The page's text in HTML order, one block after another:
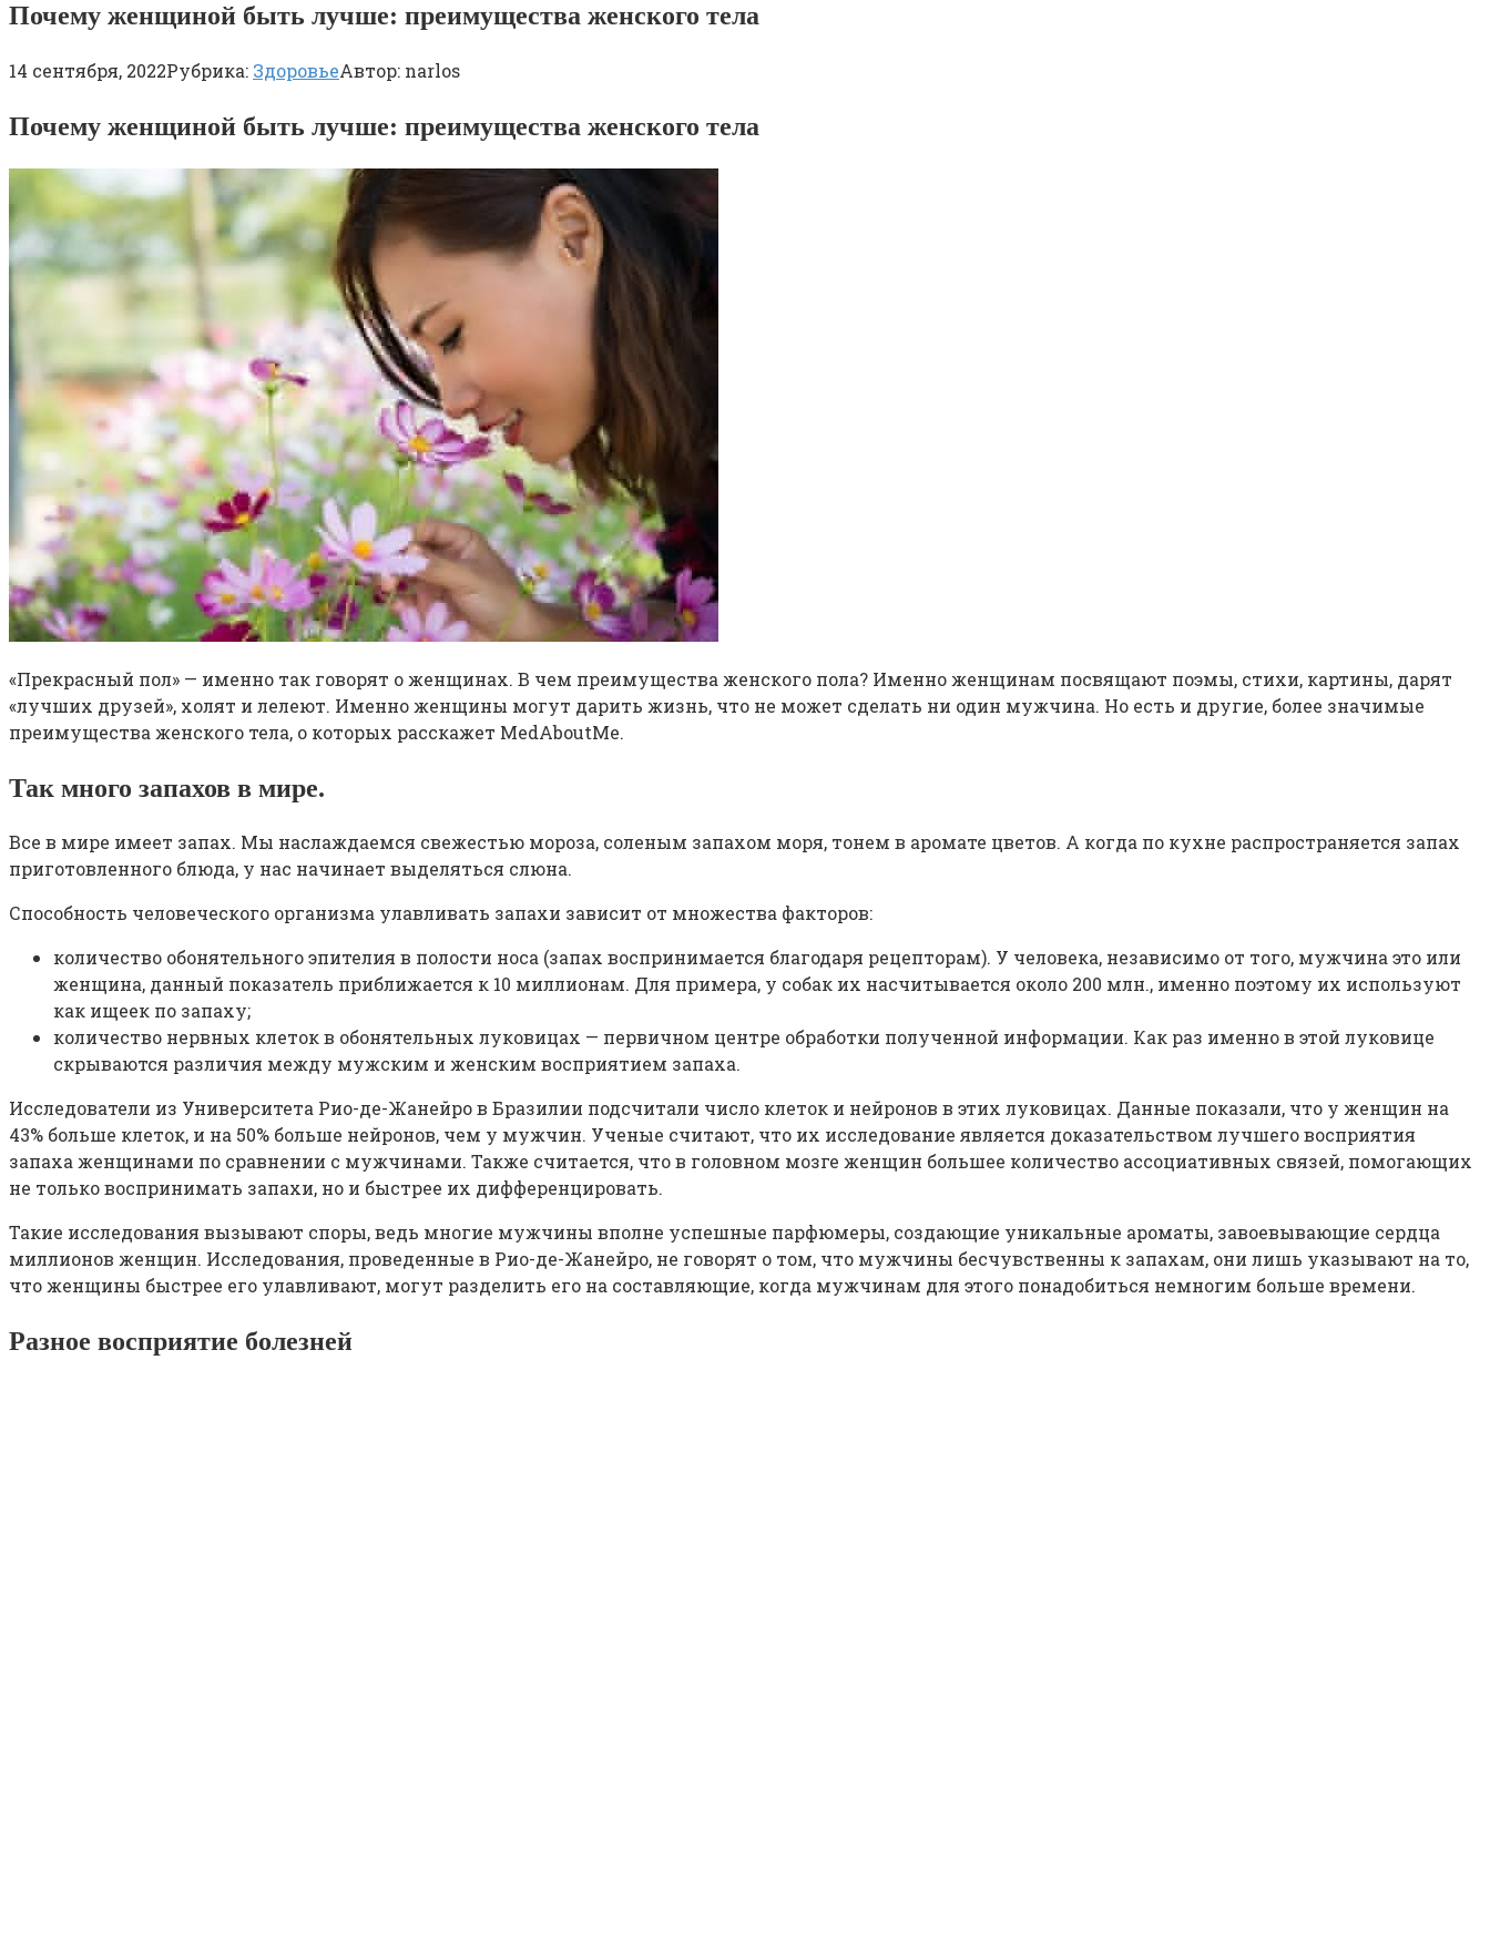
Почему женщиной быть лучше: преимущества женского тела
14 сентября, 2022Рубрика: ЗдоровьеАвтор: narlos
Почему женщиной быть лучше: преимущества женского тела
«Прекрасный пол» — именно так говорят о женщинах. В чем преимущества женского пола? Именно женщинам посвящают поэмы, стихи, картины, дарят
«лучших друзей», холят и лелеют. Именно женщины могут дарить жизнь, что не может сделать ни один мужчина. Но есть и другие, более значимые
преимущества женского тела, о которых расскажет MedAboutMe.
Так много запахов в мире.
Все в мире имеет запах. Мы наслаждаемся свежестью мороза, соленым запахом моря, тонем в аромате цветов. А когда по кухне распространяется запах
приготовленного блюда, у нас начинает выделяться слюна.
Способность человеческого организма улавливать запахи зависит от множества факторов:
количество обонятельного эпителия в полости носа (запах воспринимается благодаря рецепторам). У человека, независимо от того, мужчина это или
женщина, данный показатель приближается к 10 миллионам. Для примера, у собак их насчитывается около 200 млн., именно поэтому их используют
как ищеек по запаху;
количество нервных клеток в обонятельных луковицах — первичном центре обработки полученной информации. Как раз именно в этой луковице
скрываются различия между мужским и женским восприятием запаха.
Исследователи из Университета Рио-де-Жанейро в Бразилии подсчитали число клеток и нейронов в этих луковицах. Данные показали, что у женщин на
43% больше клеток, и на 50% больше нейронов, чем у мужчин. Ученые считают, что их исследование является доказательством лучшего восприятия
запаха женщинами по сравнении с мужчинами. Также считается, что в головном мозге женщин большее количество ассоциативных связей, помогающих
не только воспринимать запахи, но и быстрее их дифференцировать.
Такие исследования вызывают споры, ведь многие мужчины вполне успешные парфюмеры, создающие уникальные ароматы, завоевывающие сердца
миллионов женщин. Исследования, проведенные в Рио-де-Жанейро, не говорят о том, что мужчины бесчувственны к запахам, они лишь указывают на то,
что женщины быстрее его улавливают, могут разделить его на составляющие, когда мужчинам для этого понадобиться немногим больше времени.
Разное восприятие болезней